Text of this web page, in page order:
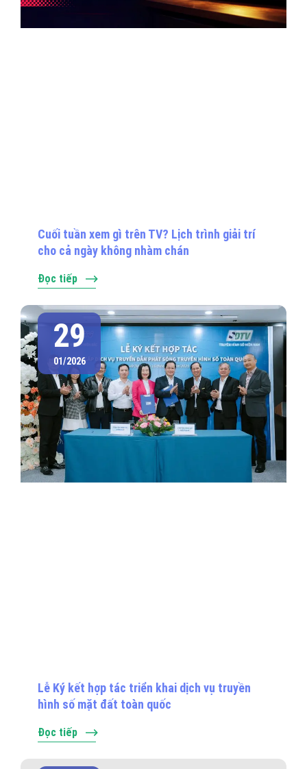
Cuối tuần xem gì trên TV? Lịch trình giải trí
cho cả ngày không nhàm chán
Đọc tiếp
Lễ Ký kết hợp tác triển khai dịch vụ truyền
hình số mặt đất toàn quốc
29
01/2026
Đọc tiếp